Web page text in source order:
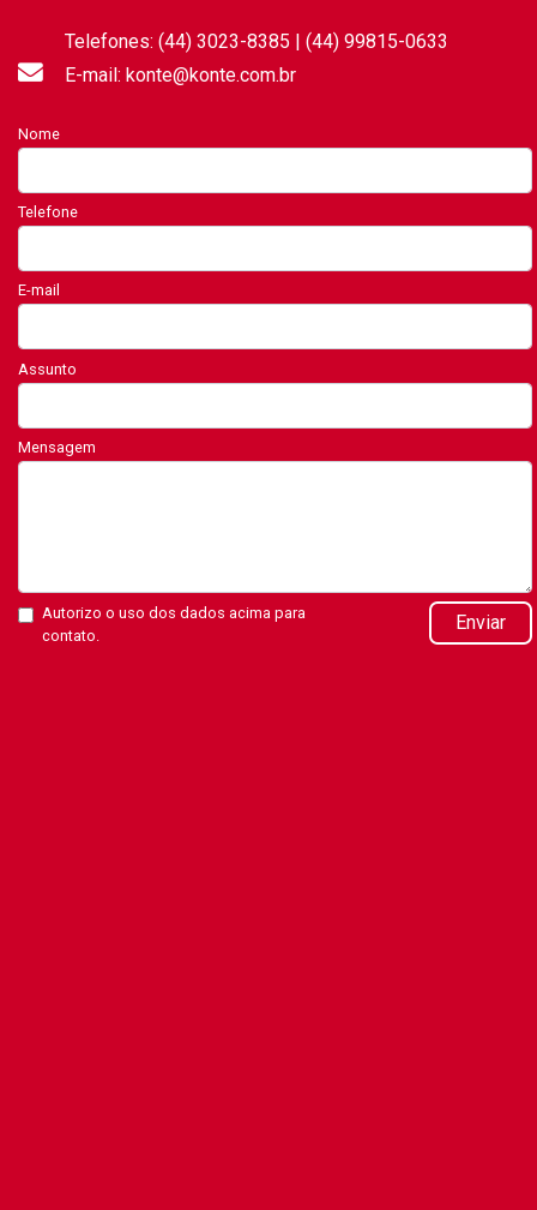
Telefones: (44) 3023-8385 | (44) 99815-0633
E-mail: konte@konte.com.br
Nome
Telefone
E-mail
Assunto
Mensagem
Autorizo o uso dos dados acima para
contato.
Enviar